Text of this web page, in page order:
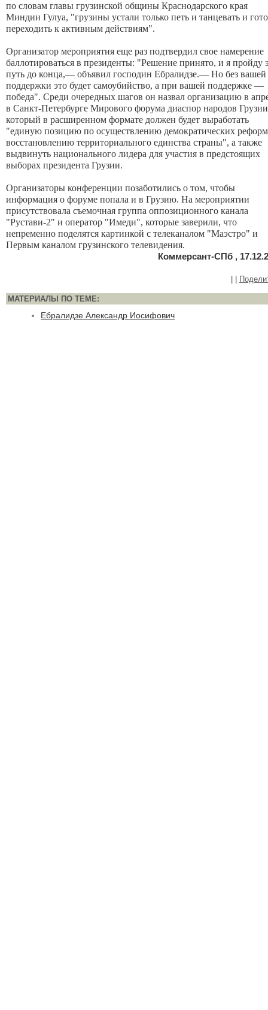
по словам главы грузинской общины Краснодарского края
Миндии Гулуа, "грузины устали только петь и танцевать и
переходить к активным действиям".
Организатор мероприятия еще раз подтвердил свое намерение
баллотироваться в президенты: "Решение принято, и я пройду
путь до конца,— объявил господин Ебралидзе.— Но без вашей
поддержки это будет самоубийство, а при вашей поддержке —
победа". Среди очередных шагов он назвал организацию в
в Санкт-Петербурге Мирового форума диаспор народов
который в расширенном формате должен будет выработать
"единую позицию по осуществлению демократических
восстановлению территориального единства страны", а также
выдвинуть национального лидера для участия в предстоящих
выборах президента Грузии.
Организаторы конференции позаботились о том, чтобы
информация о форуме попала и в Грузию. На мероприятии
присутствовала съемочная группа оппозиционного канала
"Рустави-2" и оператор "Имеди", которые заверили, что
непременно поделятся картинкой с телеканалом "Маэстро" и
Первым каналом грузинского телевидения.
Коммерсант-СПб ,
МАТЕРИАЛЫ ПО ТЕМЕ:
Ебралидзе Александр Иосифович